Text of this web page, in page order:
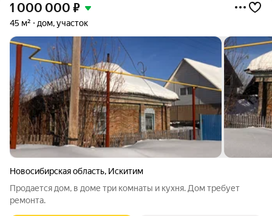
1 000 000 ₽
45 м² дом, участок
Новосибирская область, Искитим
Продается дом, в доме три комнаты и кухня. Дом требует
ремонта.